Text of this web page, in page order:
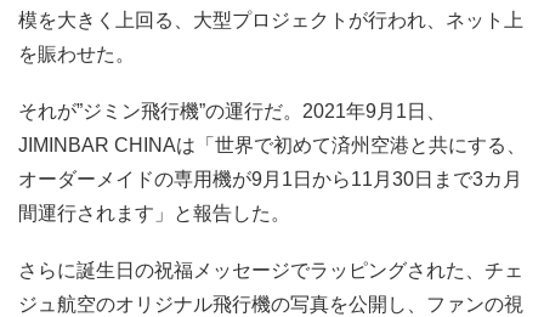
模を大きく上回る、大型プロジェクトが行われ、ネット上
を賑わせた。
それが”ジミン飛行機”の運行だ。2021年9月1日、
JIMINBAR CHINAは「世界で初めて済州空港と共にする、
オーダーメイドの専用機が9月1日から11月30日まで3カ月
間運行されます」と報告した。
さらに誕生日の祝福メッセージでラッピングされた、チェ
ジュ航空のオリジナル飛行機の写真を公開し、ファンの視